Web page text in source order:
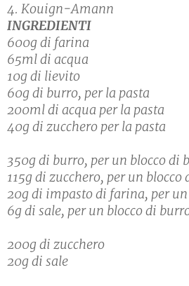
4. Kouign-Amann
INGREDIENTI
600g di farina
65ml di acqua
10g di lievito
60g di burro, per la pasta
200ml di acqua per la pasta
40g di zucchero per la pasta
350g di burro, per un blocco di
115g di zucchero, per un blocco
20g di impasto di farina, per
6g di sale, per un blocco di
200g di zucchero
20g di sale